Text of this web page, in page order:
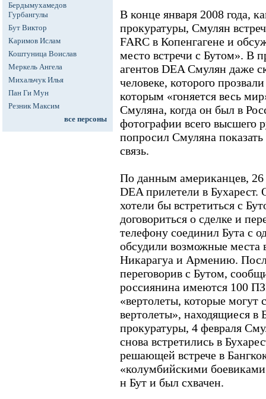
Бердымухамедов
Гурбангулы
Бут Виктор
Каримов Ислам
Коштуница Воислав
Меркель Ангела
Михальчук Илья
Пан Ги Мун
Резник Максим
все персоны
В конце января 2008 года,
прокуратуры, Смулян
FARC в Копенгагене и
место встречи с Бутом». В
агентов DEA Смулян даже
человеке, которого
которым «гоняется весь
Смуляна, когда он был в
фотографии всего высшего
попросил Смуляна
связь.
По данным американцев,
DEA прилетели в Бухарест.
хотели бы встретиться с
договориться о сделке и
телефону соединил Бута с
обсудили возможные места
Никарагуа и Армению.
переговорив с Бутом,
россиянина имеются 100
«вертолеты, которые могут
вертолеты», находящиеся
прокуратуры, 4 февраля
снова встретились в
решающей встрече в
«колумбийскими
н Бут и был схвачен.